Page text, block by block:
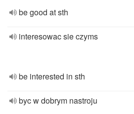
be good at sth
interesowac sie czyms
be interested in sth
byc w dobrym nastroju